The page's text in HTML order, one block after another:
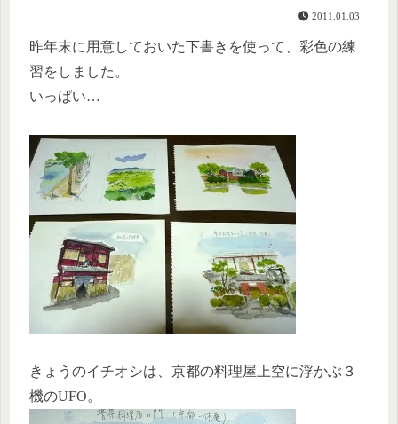
2011.01.03
昨年末に用意しておいた下書きを使って、彩色の練
習をしました。
いっぱい…
きょうのイチオシは、京都の料理屋上空に浮かぶ３
機のUFO。